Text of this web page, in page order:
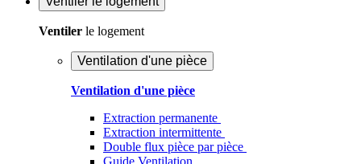
Ventiler le logement
Ventilation d'une pièce
Ventilation d'une pièce
Extraction permanente
Extraction intermittente
Double flux pièce par pièce